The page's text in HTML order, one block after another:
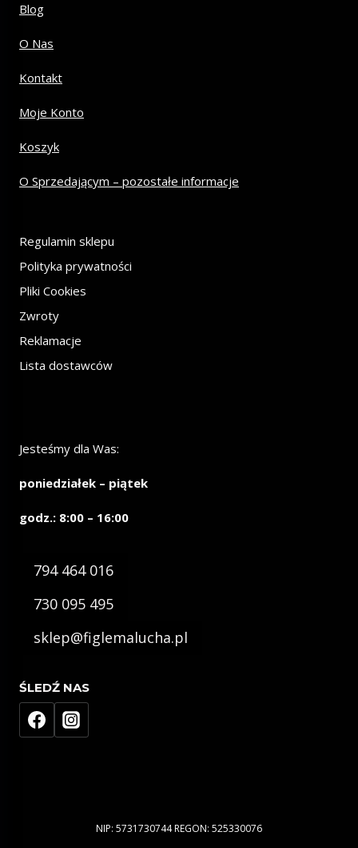
Blog
O Nas
Kontakt
Moje Konto
Koszyk
O Sprzedającym – pozostałe informacje
Regulamin sklepu
Polityka prywatności
Pliki Cookies
Zwroty
Reklamacje
Lista dostawców
Jesteśmy dla Was:
poniedziałek – piątek
godz.: 8:00 – 16:00
794 464 016
730 095 495
sklep@figlemalucha.pl
ŚLEDŹ NAS
NIP: 5731730744 REGON: 525330076